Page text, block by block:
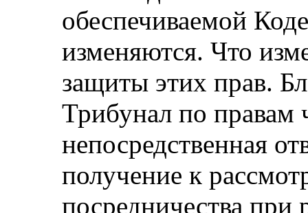
обеспечиваемой
изменяются. Что
защиты этих прав.
Трибунал по правам
непосредственная
получение к
посредничества при